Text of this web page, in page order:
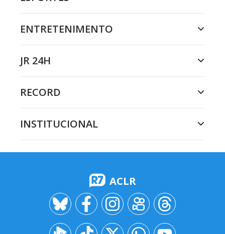
ENTRETENIMENTO
JR 24H
RECORD
INSTITUCIONAL
ACLR